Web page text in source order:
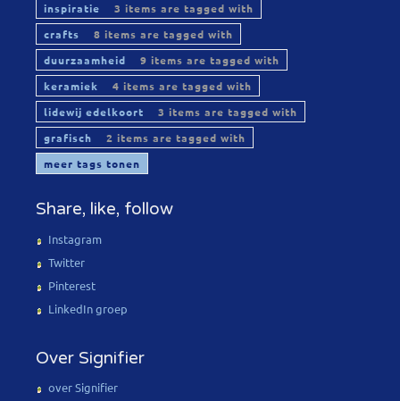
inspiratie
3 items are tagged with
crafts
8 items are tagged with
duurzaamheid
9 items are tagged with
keramiek
4 items are tagged with
lidewij edelkoort
3 items are tagged with
grafisch
2 items are tagged with
meer tags tonen
Share, like, follow
Instagram
Twitter
Pinterest
LinkedIn groep
Over Signifier
over Signifier